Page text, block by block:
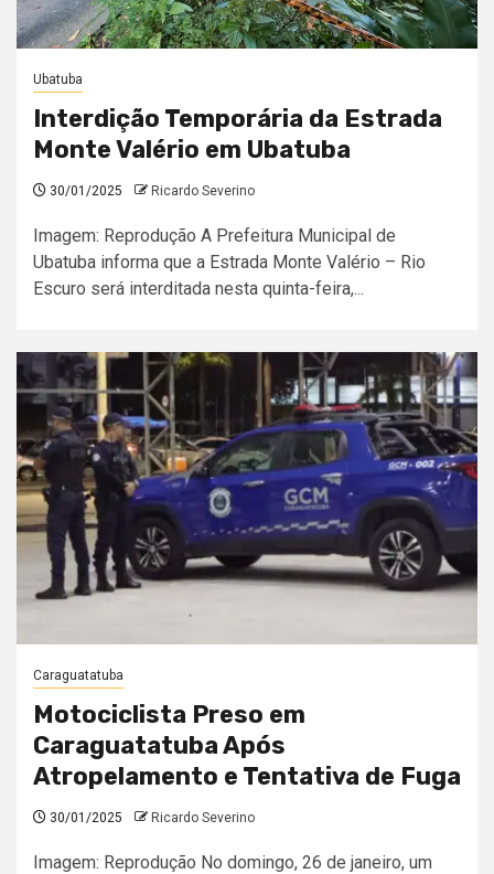
Ubatuba
Interdição Temporária da Estrada
Monte Valério em Ubatuba
30/01/2025 Ricardo Severino
Imagem: Reprodução A Prefeitura Municipal de
Ubatuba informa que a Estrada Monte Valério – Rio
Escuro será interditada nesta quinta-feira,...
Caraguatatuba
Motociclista Preso em
Caraguatatuba Após
Atropelamento e Tentativa de Fuga
30/01/2025 Ricardo Severino
Imagem: Reprodução No domingo, 26 de janeiro, um